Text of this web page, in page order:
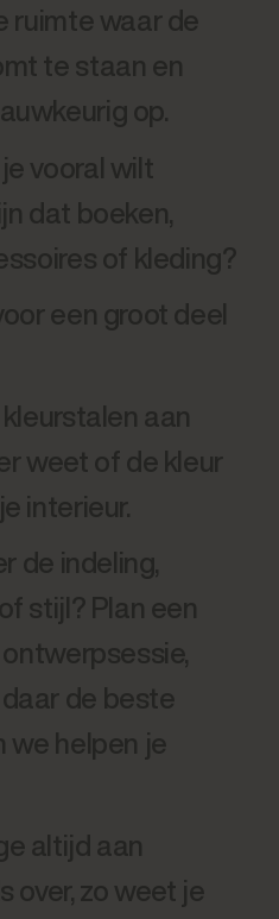
ruimte waar de
te staan en
op.
vooral wilt
dat boeken,
of kleding?
een groot deel
aan
weet of de kleur
interieur.
de indeling,
stijl? Plan een
de beste
we helpen je
altijd aan
over, zo weet je